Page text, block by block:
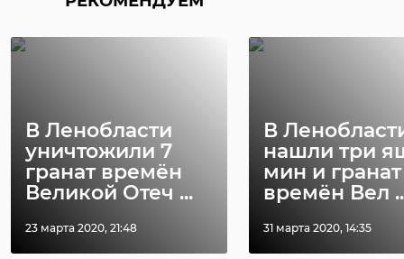
В Ленобласти
уничтожили 7
гранат времён
Великой Отеч ...
23 марта 2020, 21:48
В
нашли три
мин и гранат
времён Вел
31 марта 2020, 14:35